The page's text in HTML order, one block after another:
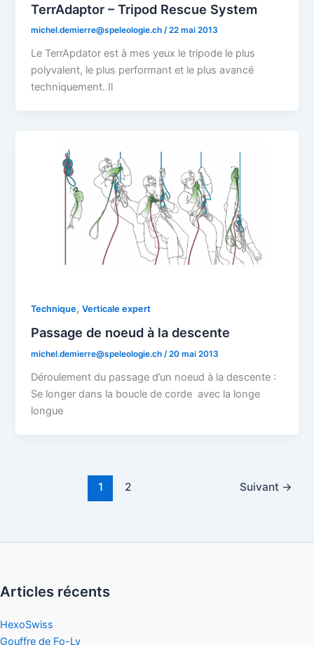
TerrAdaptor – Tripod Rescue System
michel.demierre@speleologie.ch/22 mai 2013
Le TerrApdator est à mes yeux le tripode le plus
polyvalent, le plus performant et le plus avancé
techniquement. Il
Technique,Verticale expert
Passage de noeud à la descente
michel.demierre@speleologie.ch/20 mai 2013
Déroulement du passage d’un noeud à la descente :
Se longer dans la boucle de corde avec la longe
longue
1 2 Suivant →
Articles récents
HexoSwiss
Gouffre de Fo-Ly